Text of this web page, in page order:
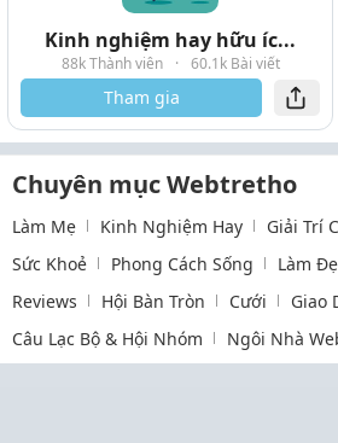
Kinh nghiệm hay hữu íc...
88k Thành viên · 60.1k Bài viết
Tham gia
Chuyên mục Webtretho
Làm Mẹ Kinh Nghiệm Hay
Giải Trí
Sức Khoẻ
Phong Cách Sống Làm
Reviews
Hội Bàn Tròn Cưới
Giao
Câu Lạc Bộ & Hội Nhóm
Ngôi Nhà